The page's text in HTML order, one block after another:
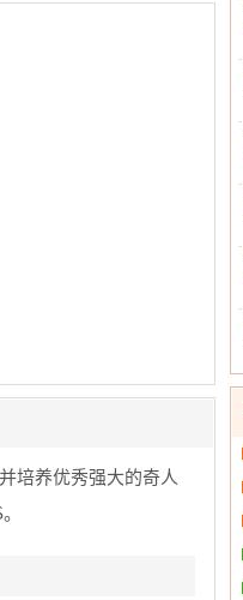
培养优秀强大的奇人